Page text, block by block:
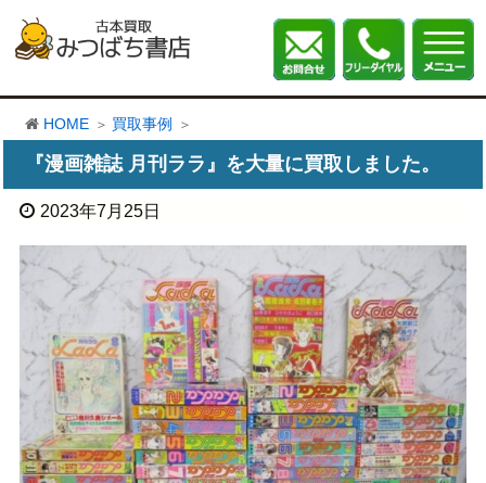
HOME 買取事例
『漫画雑誌 月刊ララ』を大量に買取しました。
2023年7月25日